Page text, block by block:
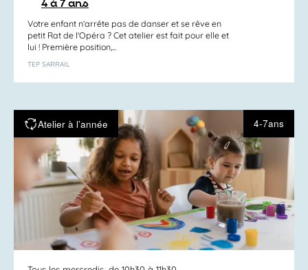
4 à 7 ans
Votre enfant n’arrête pas de danser et se rêve en
petit Rat de l’Opéra ? Cet atelier est fait pour elle et
lui ! Première position,...
TEP SARRAIL
Atelier à l’année 4-7ans